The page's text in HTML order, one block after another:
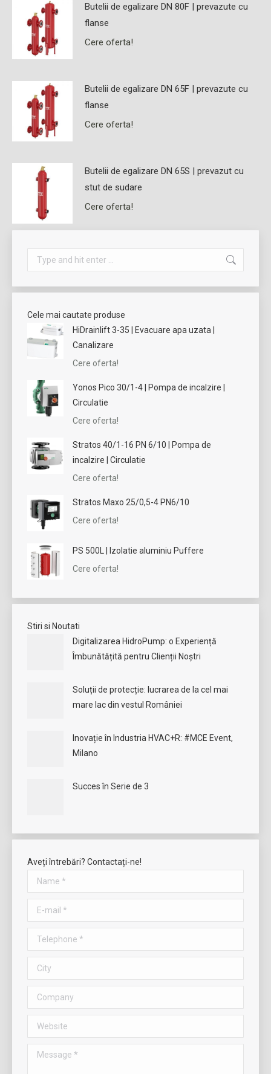
Butelii de egalizare DN 80F | prevazute cu
flanse
Cere oferta!
Butelii de egalizare DN 65F | prevazute cu
flanse
Cere oferta!
Butelii de egalizare DN 65S | prevazut cu
stut de sudare
Cere oferta!
Search:
Cele mai cautate produse
HiDrainlift 3-35 | Evacuare apa uzata |
Canalizare
Cere oferta!
Yonos Pico 30/1-4 | Pompa de incalzire |
Circulatie
Cere oferta!
Stratos 40/1-16 PN 6/10 | Pompa de
incalzire | Circulatie
Cere oferta!
Stratos Maxo 25/0,5-4 PN6/10
Cere oferta!
PS 500L | Izolatie aluminiu Puffere
Cere oferta!
Stiri si Noutati
Digitalizarea HidroPump: o Experiență
Îmbunătățită pentru Clienții Noștri
Soluții de protecție: lucrarea de la cel mai
mare lac din vestul României
Inovație în Industria HVAC+R: #MCE Event,
Milano
Succes în Serie de 3
Aveți întrebări? Contactați-ne!
Name *
E-mail *
Telephone *
City
Company
Website
Message *